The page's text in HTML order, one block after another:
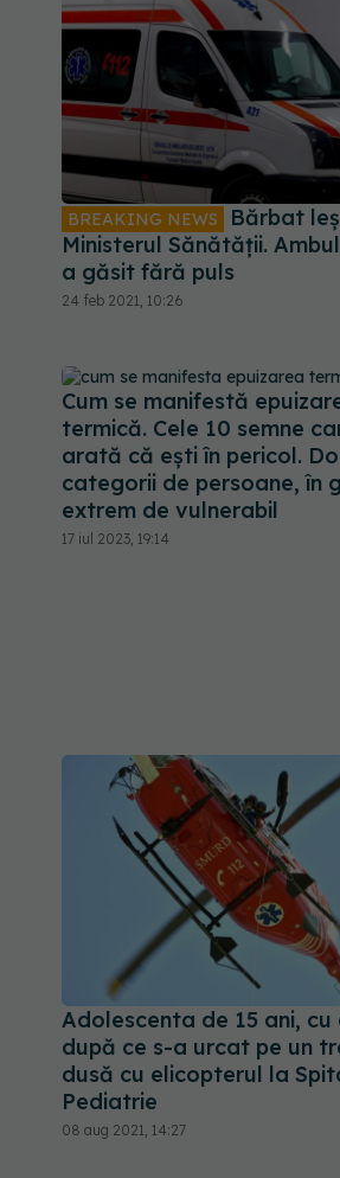
BREAKING NEWS
Bărbat
Ministerul Sănătății.
a găsit fără puls
24 feb 2021, 10:26
Cum se manifestă
termică. Cele 10 semne
arată că ești în pericol.
categorii de persoane, în
extrem de vulnerabil
17 iul 2023, 19:14
Adolescenta de 15 ani, cu
după ce s-a urcat pe un
dusă cu elicopterul la
Pediatrie
08 aug 2021, 14:27